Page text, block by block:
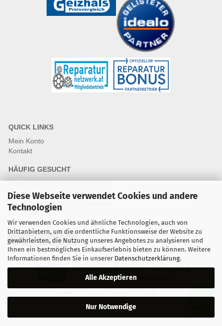
Diese Webseite verwendet Cookies und andere
Technologien
Wir verwenden Cookies und ähnliche Technologien, auch von
Drittanbietern, um die ordentliche Funktionsweise der Website zu
gewährleisten, die Nutzung unseres Angebotes zu analysieren und
Ihnen ein bestmögliches Einkaufserlebnis bieten zu können. Weitere
Informationen finden Sie in unserer Datenschutzerklärung.
Alle Akzeptieren
Nur Notwendige
QUICK LINKS
Mein Konto
Kontakt
HÄUFIG GESUCHT
Fragen und Antworten Webshop
Fragen & Antworten Reparatur
Qualitätsstandards für Ersatzteile
Reparaturablauf
Vertrag widerrufen
Zertifizierter & sicherer Onlineshop
Kostenloser Versand ab 30 €